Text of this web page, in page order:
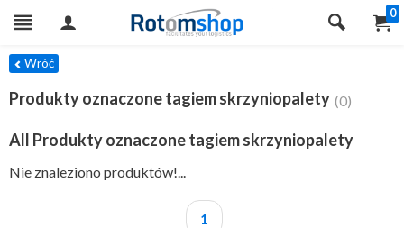
0
Wróć
Produkty oznaczone tagiem skrzyniopalety (0)
All Produkty oznaczone tagiem skrzyniopalety
Nie znaleziono produktów!...
1